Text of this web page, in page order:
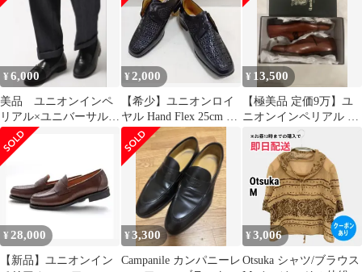
¥6,000
美品 ユニオンインペ
リアル×ユニバーサルラ
ンゲージ 本革ローファ
ー 24、5cm
¥2,000
【希少】ユニオンロイ
ヤル Hand Flex 25cm イ
ントレチャート
¥ 13,500
【極美品 定価9万】ユ
ニオンインペリアル ア
ノネイ 25cm 箱付
¥ 28,000
【新品】ユニオンイン
¥3,300
Campanile カンパニーレ
¥3,006
Otsuka シャツ/ブラウス